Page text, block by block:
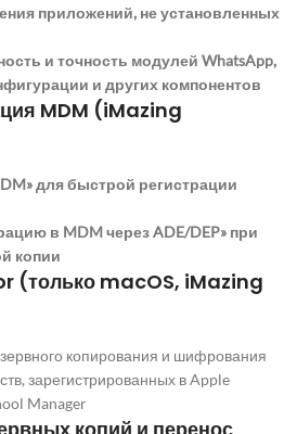
приложений, не установленных
и точность модулей WhatsApp,
и других компонентов
MDM (iMazing
для быстрой регистрации
в MDM через ADE/DEP» при
копии
(только macOS, iMazing
копирования и шифрования
зарегистрированных в Apple
Manager